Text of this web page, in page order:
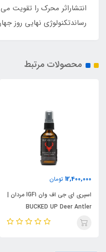
انتشاراثر محرک را تقویت
رساندتکنولوژی نهایی روز
محصولات مرتبط
12,400,000 تومان
اسپری ای جی اف وان IGF1 مردان |
BUCKED UP Deer Antler
Velvet Extract Spray – 2oz